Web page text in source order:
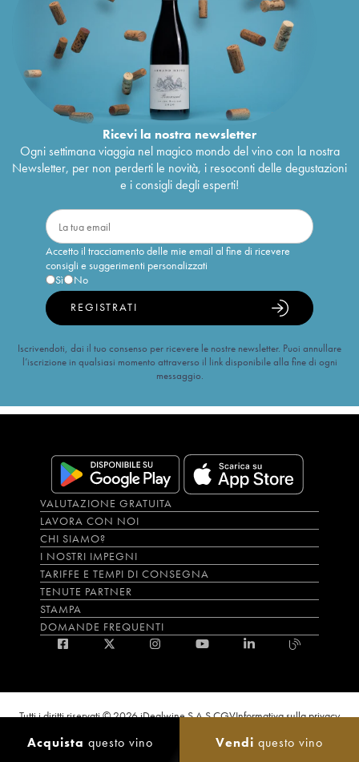
Acquista questo vino Vendi questo vino
Ricevi la nostra newsletter
Ogni settimana viaggia nel magico mondo del vino con la nostra
Newsletter, per non perderti le novità, i resoconti delle degustazioni
e i consigli degli esperti!
Accetto il tracciamento delle mie email al fine di ricevere
consigli e suggerimenti personalizzati
Sì
No
REGISTRATI
Iscrivendoti, dai il tuo consenso per ricevere le nostre newsletter. Puoi annullare
l’iscrizione in qualsiasi momento attraverso il link disponibile alla fine di ogni
messaggio.
VALUTAZIONE GRATUITA
LAVORA CON NOI
CHI SIAMO?
I NOSTRI IMPEGNI
TARIFFE E TEMPI DI CONSEGNA
TENUTE PARTNER
STAMPA
DOMANDE FREQUENTI
Tutti i diritti riservati © 2026 iDealwine S.A.S.CGVInformativa sulla privacy
sito e dei servizi annessi è riservato solo agli utenti maggiorenni.